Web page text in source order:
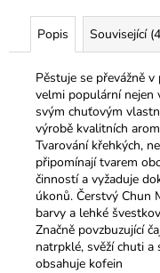
Popis Související
Pěstuje se převážně
velmi populární nejen
svým chuťovým
výrobě kvalitních
Tvarování křehkých,
připomínají tvarem
činností a vyžaduje
úkonů. Čerstvý Chun
barvy a lehké
Značně povzbuzující
natrpklé, svěží chuti
obsahuje kofein